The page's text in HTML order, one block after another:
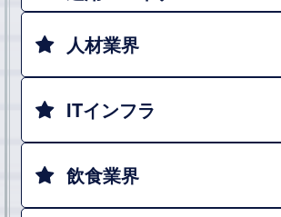
人材業界
ITインフラ
飲食業界